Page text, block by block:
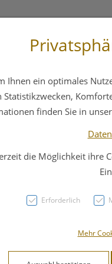
Hautpflege
Ihnen ein optimales
finden Sie in
die Möglichkeit ihre
Erforderlich
Mehr